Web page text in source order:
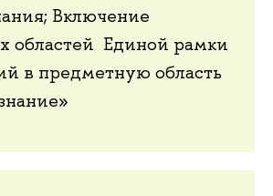
Включение
областей Единой рамки
в предметную область